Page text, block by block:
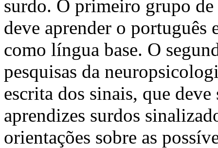
surdo. O primeiro grupo
deve aprender o português
como língua base. O
pesquisas da
escrita dos sinais, que
aprendizes surdos
orientações sobre as